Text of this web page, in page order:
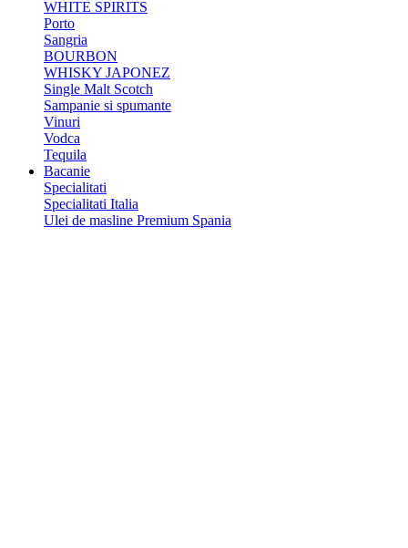
WHITE SPIRITS
Porto
Sangria
BOURBON
WHISKY JAPONEZ
Single Malt Scotch
Sampanie si spumante
Vinuri
Vodca
Tequila
Bacanie
Specialitati
Specialitati Italia
Ulei de masline Premium Spania